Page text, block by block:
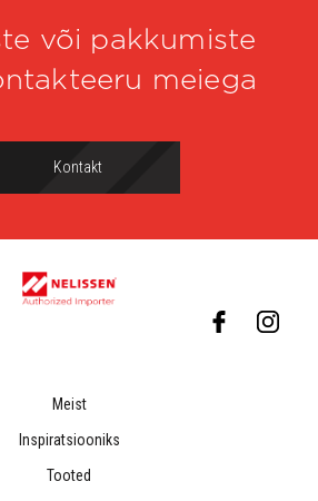
või pakkumiste
meiega
Kontakt
Meist
Inspiratsiooniks
Tooted